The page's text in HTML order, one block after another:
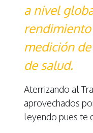
a nivel
rendimiento
medición
de salud.
Aterrizando al
aprovechados
leyendo pues te